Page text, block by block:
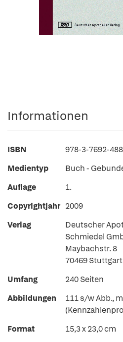
Informationen
ISBN
978-3-7692-
Medientyp
Buch -
Auflage
1.
Copyrightjahr 2009
Verlag
Deutscher
Schmiedel
Maybachstr. 8
70469 Stuttgart
Umfang
240 Seiten
Abbildungen
111 s/w Abb.,
Format
15,3 x 23,0 cm